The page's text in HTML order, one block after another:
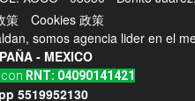
策
Cookies 政策
somos agencia lider en el
- MEXICO
con RNT: 04090141421
5519952130